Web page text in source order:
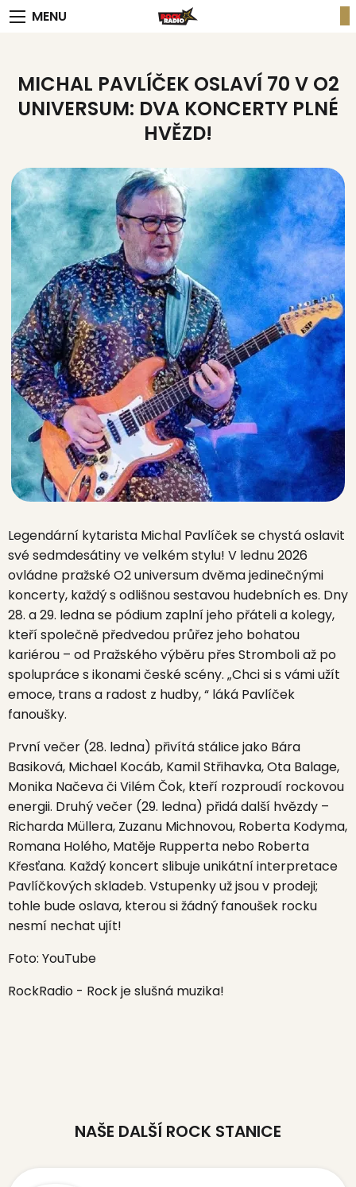
MENU
MICHAL PAVLÍČEK OSLAVÍ 70 V O2
UNIVERSUM: DVA KONCERTY PLNÉ
HVĚZD!
Legendární kytarista Michal Pavlíček se chystá oslavit
své sedmdesátiny ve velkém stylu! V lednu 2026
ovládne pražské O2 universum dvěma jedinečnými
koncerty, každý s odlišnou sestavou hudebních es. Dny
28. a 29. ledna se pódium zaplní jeho přáteli a kolegy,
kteří společně předvedou průřez jeho bohatou
kariérou – od Pražského výběru přes Stromboli až po
spolupráce s ikonami české scény. „Chci si s vámi užít
emoce, trans a radost z hudby, “ láká Pavlíček
fanoušky.
První večer (28. ledna) přivítá stálice jako Bára
Basiková, Michael Kocáb, Kamil Střihavka, Ota Balage,
Monika Načeva či Vilém Čok, kteří rozproudí rockovou
energii. Druhý večer (29. ledna) přidá další hvězdy –
Richarda Müllera, Zuzanu Michnovou, Roberta Kodyma,
Romana Holého, Matěje Rupperta nebo Roberta
Křesťana. Každý koncert slibuje unikátní interpretace
Pavlíčkových skladeb. Vstupenky už jsou v prodeji;
tohle bude oslava, kterou si žádný fanoušek rocku
nesmí nechat ujít!
Foto: YouTube
RockRadio - Rock je slušná muzika!
NAŠE DALŠÍ ROCK STANICE